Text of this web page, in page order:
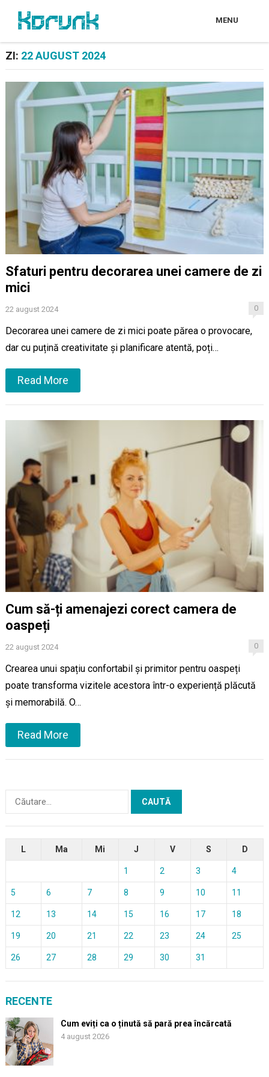
MENU
ZI: 22 AUGUST 2024
Sfaturi pentru decorarea unei camere de zi
mici
22 august 2024 0
Decorarea unei camere de zi mici poate părea o provocare,
dar cu puțină creativitate și planificare atentă, poți…
Read More
Cum să-ți amenajezi corect camera de
oaspeți
22 august 2024 0
Crearea unui spațiu confortabil și primitor pentru oaspeți
poate transforma vizitele acestora într-o experiență plăcută
și memorabilă. O…
Read More
Caută
L Ma Mi J V S D
1 2 3 4
5 6 7 8 9 10 11
12 13 14 15 16 17 18
19 20 21 22 23 24 25
26 27 28 29 30 31
RECENTE
Cum eviți ca o ținută să pară prea încărcată
4 august 2026